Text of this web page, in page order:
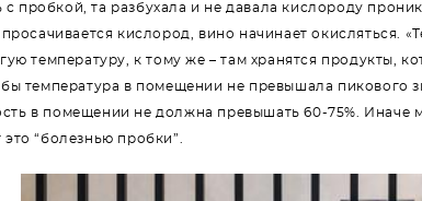
та разбухала и не давала кислороду
кислород, вино начинает окисляться.
температуру, к тому же – там хранятся продукты,
температура в помещении не превышала пикового
в помещении не должна превышать 60-75%. Иначе
“болезнью пробки”.